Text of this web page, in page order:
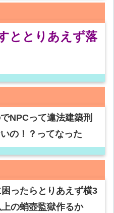
ととりあえず落
NPCって違法建築刑
の！？ってなった
ったらとりあえず横3
の蛸壺監獄作るか